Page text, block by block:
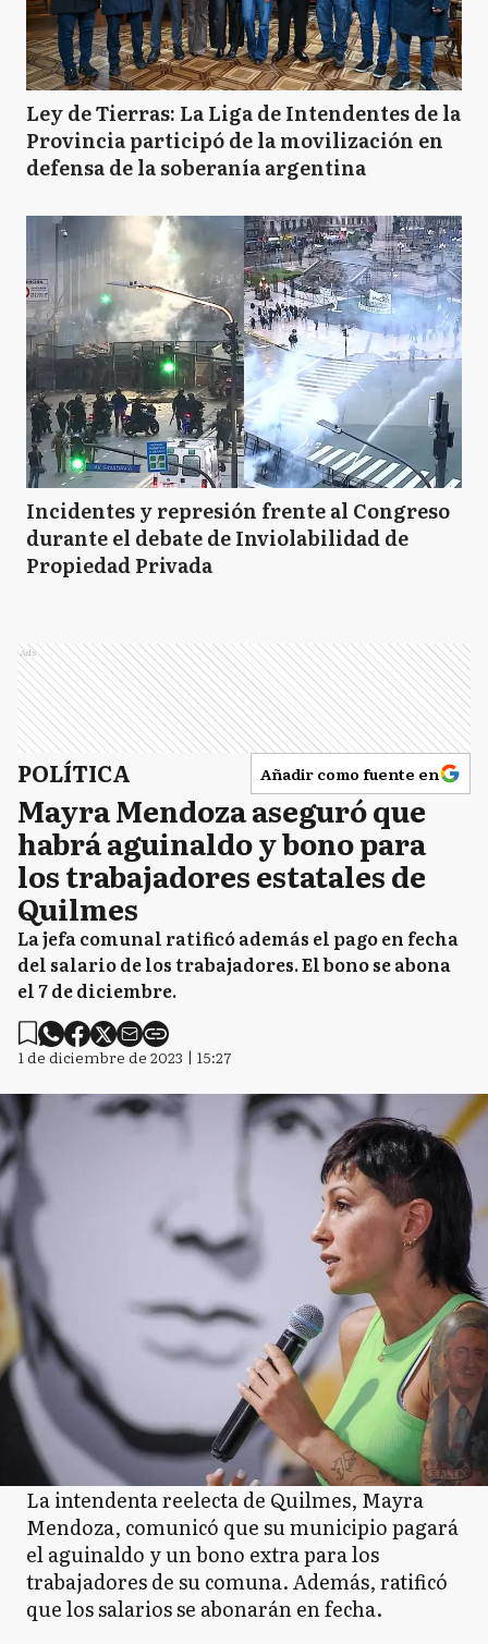
Ley de Tierras: La Liga de Intendentes de la
Provincia participó de la movilización en
defensa de la soberanía argentina
Incidentes y represión frente al Congreso
durante el debate de Inviolabilidad de
Propiedad Privada
Ads
POLÍTICA Añadir como fuente en
Mayra Mendoza aseguró que
habrá aguinaldo y bono para
los trabajadores estatales de
Quilmes
La jefa comunal ratificó además el pago en fecha
del salario de los trabajadores. El bono se abona
el 7 de diciembre.
1 de diciembre de 2023 | 15:27
La intendenta reelecta de Quilmes, Mayra
Mendoza, comunicó que su municipio pagará
el aguinaldo y un bono extra para los
trabajadores de su comuna. Además, ratificó
que los salarios se abonarán en fecha.